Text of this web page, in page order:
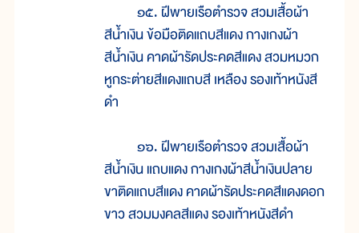
๑๕. ฝีพายเรือตำรวจ สวมเสื้อผ้า
สีน้ำเงิน ข้อมือติดแถบสีแดง กางเกงผ้า
สีน้ำเงิน คาดผ้ารัดประคดสีแดง สวมหมวก
หูกระต่ายสีแดงแถบสี เหลือง รองเท้าหนังสี
ดำ
๑๖. ฝีพายเรือตำรวจ สวมเสื้อผ้า
สีน้ำเงิน แถบแดง กางเกงผ้าสีน้ำเงินปลาย
ขาติดแถบสีแดง คาดผ้ารัดประคดสีแดงดอก
ขาว สวมมงคลสีแดง รองเท้าหนังสีดำ